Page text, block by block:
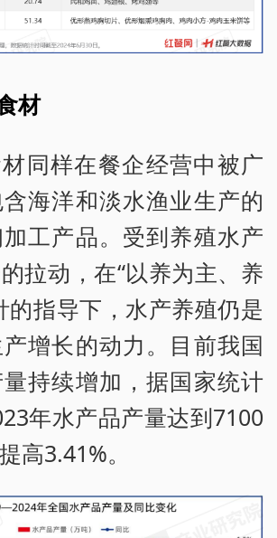
材
同样在餐企经营中被广
海洋和淡水渔业生产的
工产品。受到养殖水产
拉动，在“以养为主、养
的指导下，水产养殖仍是
增长的动力。目前我国
持续增加，据国家统计
年水产品产量达到7100
高3.41%。